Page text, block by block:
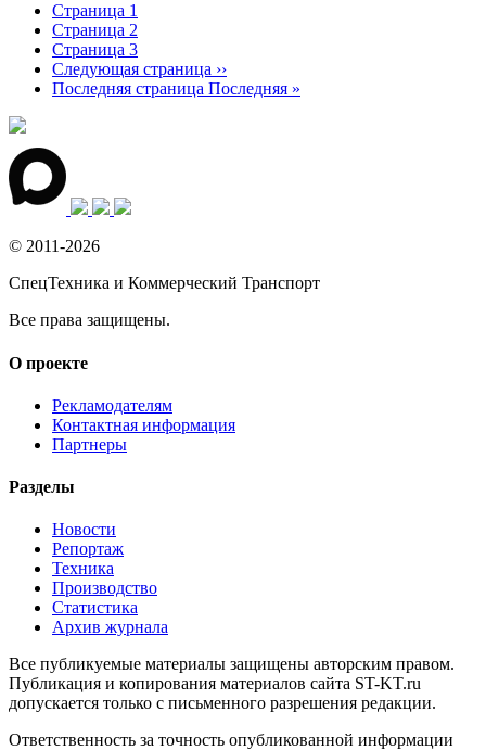
Страница 1
Страница 2
Страница 3
Следующая страница ››
Последняя страница Последняя »
© 2011-2026
СпецТехника и Коммерческий Транспорт
Все права защищены.
О проекте
Рекламодателям
Контактная информация
Партнеры
Разделы
Новости
Репортаж
Техника
Производство
Статистика
Архив журнала
Все публикуемые материалы защищены авторским правом.
Публикация и копирования материалов сайта ST-KT.ru
допускается только с письменного разрешения редакции.
Ответственность за точность опубликованной информации